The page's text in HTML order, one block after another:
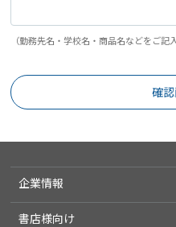
（勤務先名・学校名・商品名などをご記
企業情報
書店様向け